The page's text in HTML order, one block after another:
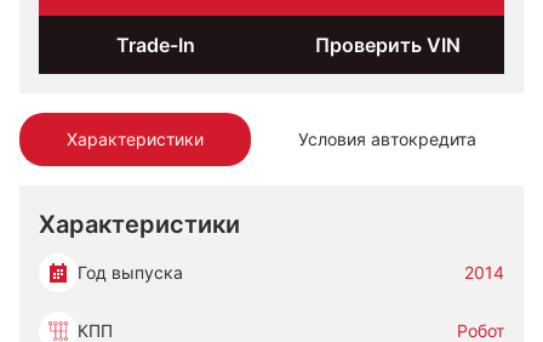
Характеристики Условия автокредита
Характеристики
Год выпуска 2014
КПП Робот
Trade-In Проверить VIN